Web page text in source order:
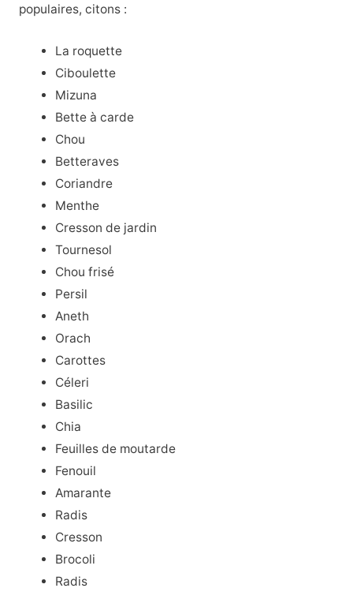
populaires, citons :
La roquette
Ciboulette
Mizuna
Bette à carde
Chou
Betteraves
Coriandre
Menthe
Cresson de jardin
Tournesol
Chou frisé
Persil
Aneth
Orach
Carottes
Céleri
Basilic
Chia
Feuilles de moutarde
Fenouil
Amarante
Radis
Cresson
Brocoli
Radis